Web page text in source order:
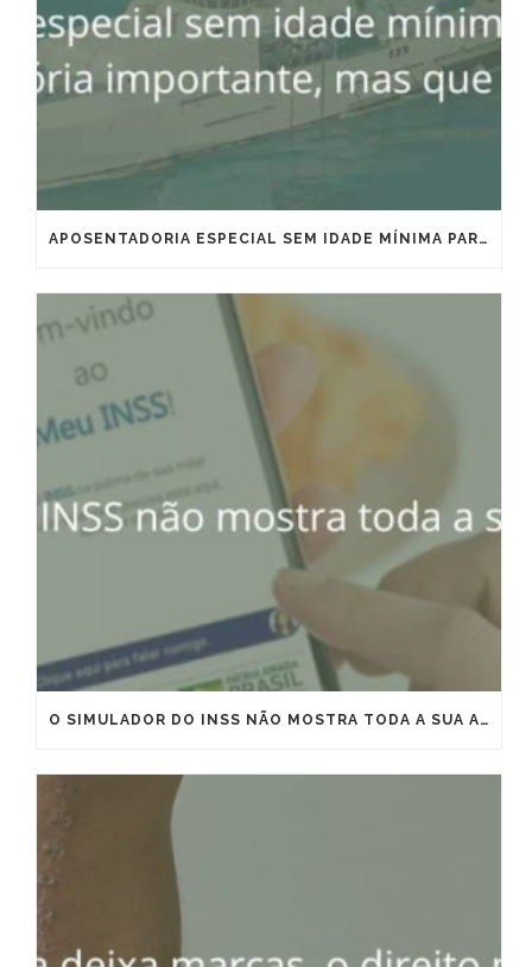
APOSENTADORIA ESPECIAL SEM IDADE MÍNIMA PARA MARÍTIMOS E OFFSHORE: VITÓRIA IMPORTANTE, MAS QUE EXIGE ESTRATÉGIA
O SIMULADOR DO INSS NÃO MOSTRA TODA A SUA APOSENTADORIA